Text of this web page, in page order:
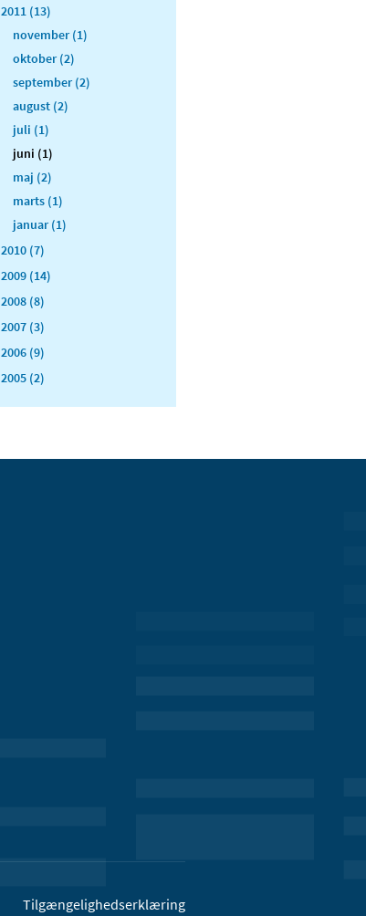
2011 (13)
november (1)
oktober (2)
september (2)
august (2)
juli (1)
juni (1)
maj (2)
marts (1)
januar (1)
2010 (7)
2009 (14)
2008 (8)
2007 (3)
2006 (9)
2005 (2)
Tilgængelighedserklæring